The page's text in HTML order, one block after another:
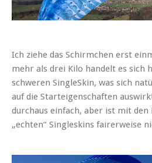
Ich ziehe das Schirmchen erst
mehr als drei Kilo handelt es sich
schweren SingleSkin, was sich
auf die Starteigenschaften
durchaus einfach, aber ist mit den
„echten“ Singleskins fairerweise